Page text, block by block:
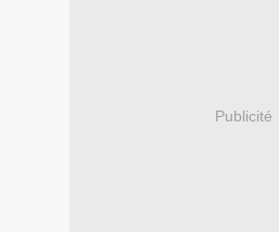
Publicité